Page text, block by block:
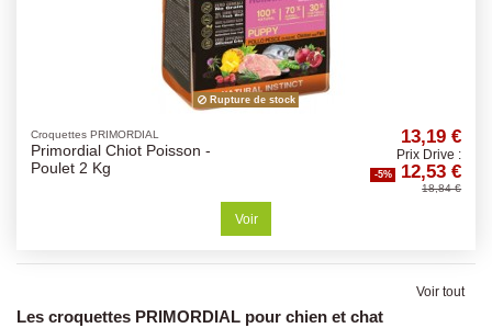
Rupture de stock
Croquettes PRIMORDIAL
Primordial Chiot Poisson -
Poulet 2 Kg
13,19 €
Prix Drive :
-5% 12,53 €
18,84 €
Voir
Voir tout
Les croquettes PRIMORDIAL pour chien et chat